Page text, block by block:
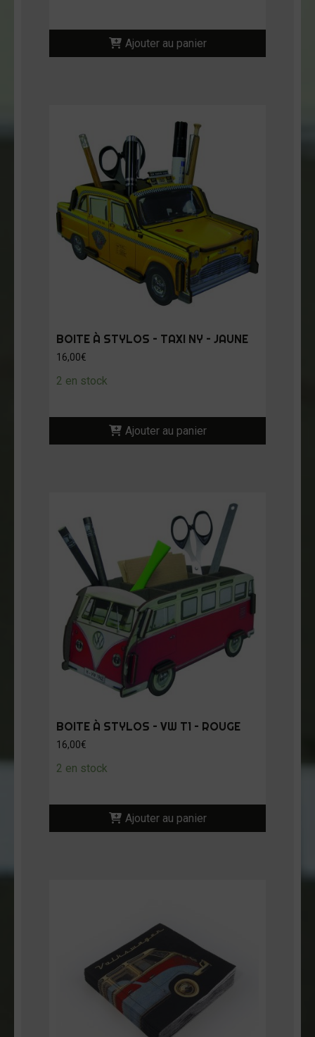
Ajouter au panier
BOITE À STYLOS – TAXI NY – JAUNE
16,00€
2 en stock
Ajouter au panier
BOITE À STYLOS – VW T1 – ROUGE
16,00€
2 en stock
Ajouter au panier